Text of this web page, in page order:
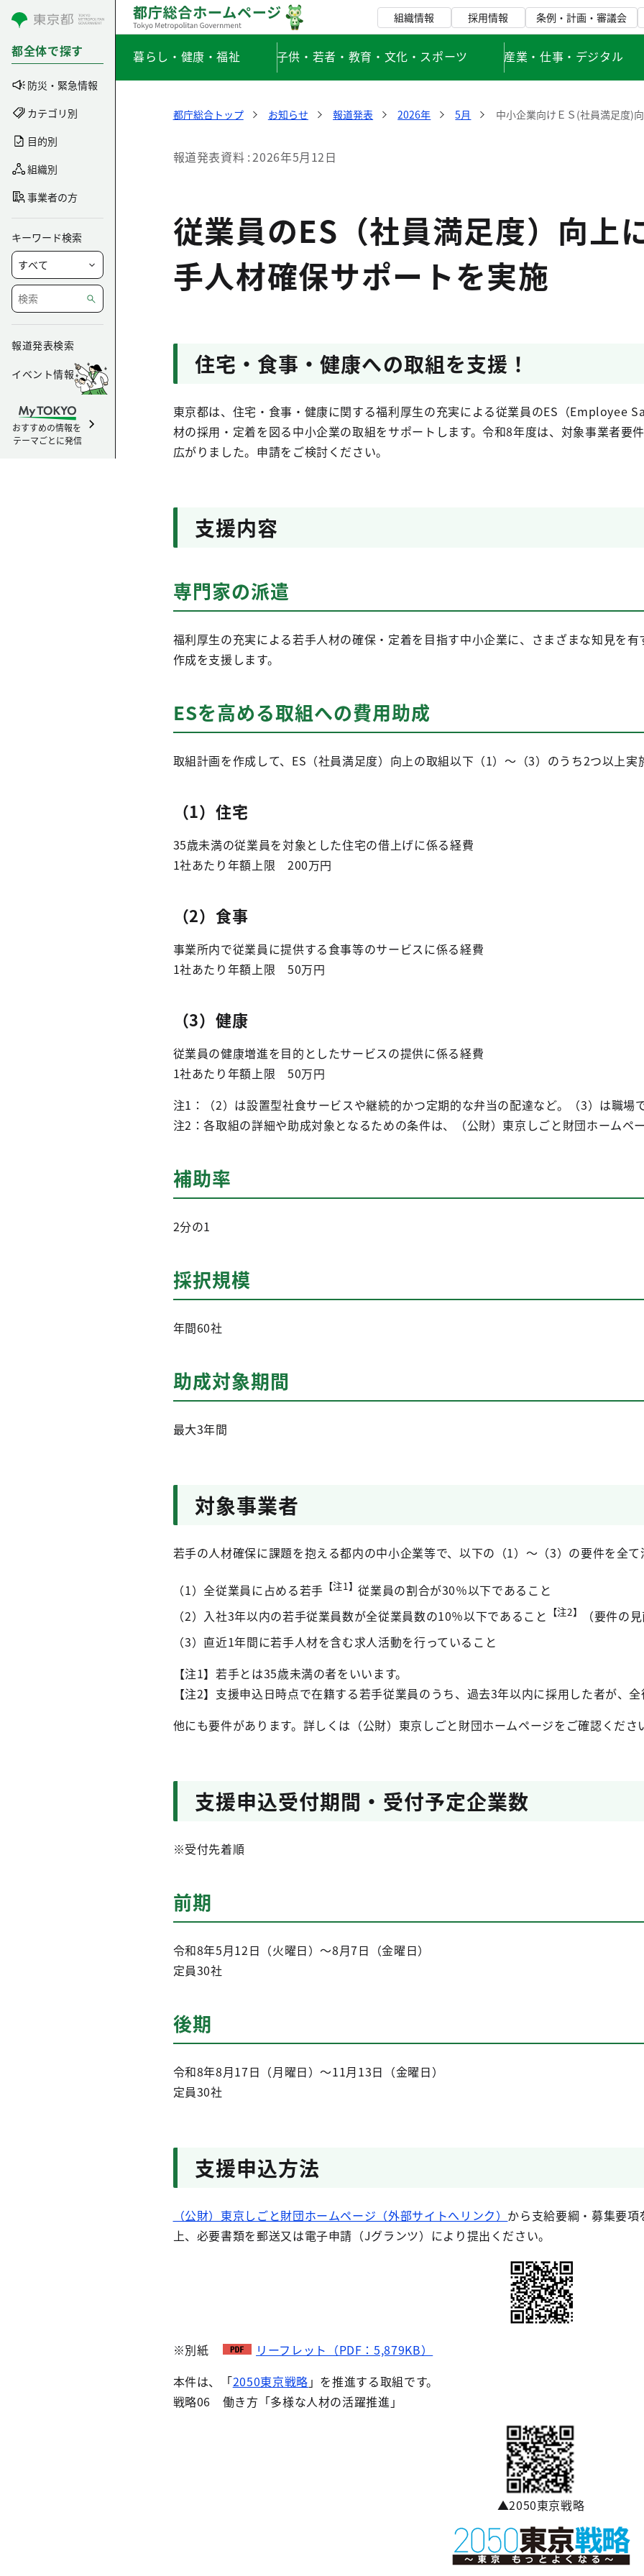
コンテンツにスキップ
都全体で探す
防災・緊急情報
カテゴリ別
目的別
組織別
事業者の方
キーワード検索
報道発表検索
イベント情報
おすすめの情報を
テーマごとに発信
組織情報 採用情報 条例・計画・審議会
暮らし・健康・福祉 子供・若者・教育・文化・スポーツ 産業・仕事・デジタル
都庁総合トップ お知らせ 報道発表 2026年 5月 中小企業向けＥＳ(社員満足度)
報道発表資料 2026年5月12日
従業員のES（社員満足度）向上
手人材確保サポートを実施
住宅・食事・健康への取組を支援！
東京都は、住宅・食事・健康に関する福利厚生の充実による従業員のES（Employee
材の採用・定着を図る中小企業の取組をサポートします。令和8年度は、対象事業者要
広がりました。申請をご検討ください。
支援内容
専門家の派遣
福利厚生の充実による若手人材の確保・定着を目指す中小企業に、さまざまな知見を
作成を支援します。
ESを高める取組への費用助成
取組計画を作成して、ES（社員満足度）向上の取組以下（1）～（3）のうち2つ以上実
（1）住宅
35歳未満の従業員を対象とした住宅の借上げに係る経費
1社あたり年額上限 200万円
（2）食事
事業所内で従業員に提供する食事等のサービスに係る経費
1社あたり年額上限 50万円
（3）健康
従業員の健康増進を目的としたサービスの提供に係る経費
1社あたり年額上限 50万円
注1：（2）は設置型社食サービスや継続的かつ定期的な弁当の配達など。（3）は職場
注2：各取組の詳細や助成対象となるための条件は、（公財）東京しごと財団ホームペ
補助率
2分の1
採択規模
年間60社
助成対象期間
最大3年間
対象事業者
若手の人材確保に課題を抱える都内の中小企業等で、以下の（1）～（3）の要件を全て
（1）全従業員に占める若手 【注1】従業員の割合が30％以下であること
（2）入社3年以内の若手従業員数が全従業員数の10％以下であること 【注2】
（要件の見
（3）直近1年間に若手人材を含む求人活動を行っていること
【注1】若手とは35歳未満の者をいいます。
【注2】支援申込日時点で在籍する若手従業員のうち、過去3年以内に採用した者が、
他にも要件があります。詳しくは（公財）東京しごと財団ホームページをご確認くださ
支援申込受付期間・受付予定企業数
※受付先着順
前期
令和8年5月12日（火曜日）～8月7日（金曜日）
定員30社
後期
令和8年8月17日（月曜日）～11月13日（金曜日）
定員30社
支援申込方法
（公財）東京しごと財団ホームページ（外部サイトへリンク） から支給要綱・募集要
上、必要書類を郵送又は電子申請（Jグランツ）により提出ください。
※別紙
リーフレット（PDF：5,879KB）
本件は、「2050東京戦略 」を推進する取組です。
戦略06 働き方「多様な人材の活躍推進」
▲2050東京戦略